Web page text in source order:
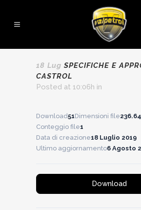
18 Lug SPECIFICHE E
CASTROL
Posted at 10:06h in
Download51Dimensioni file
Conteggio file1
Data di creazione18 Luglio 2019
Ultimo aggiornamento6 Agosto
Download